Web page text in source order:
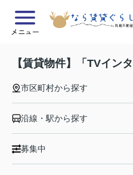
メニュー
【賃貸物件】「TVイン
市区町村から探す
沿線・駅から探す
募集中